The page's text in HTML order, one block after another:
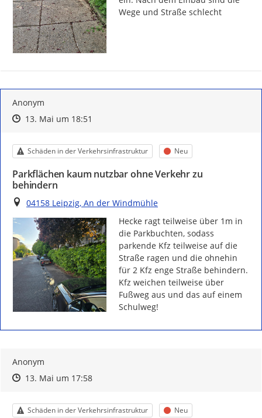
Wege und Straße schlecht
Anonym
Zeitpunkt des Erstellens
Zeitpunkt des Erstellens
13. Mai um 18:51
Kategorie
Schäden in der Verkehrsinfrastruktur Status
Neu
Parkflächen kaum nutzbar ohne Verkehr zu
behindern
Ort
04158 Leipzig, An der Windmühle
Hecke ragt teilweise über 1m in
die Parkbuchten, sodass
parkende Kfz teilweise auf die
Straße ragen und die ohnehin
für 2 Kfz enge Straße behindern.
Kfz weichen teilweise über
Fußweg aus und das auf einem
Schulweg!
Anonym
Zeitpunkt des Erstellens
Zeitpunkt des Erstellens
13. Mai um 17:58Zur Äußerung
Kategorie
Schäden in der Verkehrsinfrastruktur Status
Neu